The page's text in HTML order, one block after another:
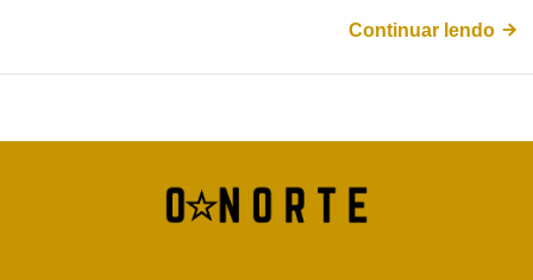
Continuar lendo